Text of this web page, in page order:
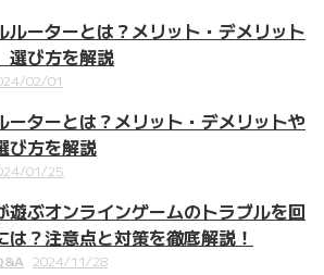
ルーターとは？メリット・デメリット
選び方を解説
02/01
ーターとは？メリット・デメリットや
び方を解説
01/25
遊ぶオンラインゲームのトラブルを回
は？注意点と対策を徹底解説！
2024/11/28